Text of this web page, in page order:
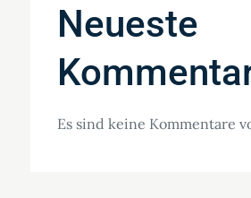
Neueste
Es sind keine Kommentare